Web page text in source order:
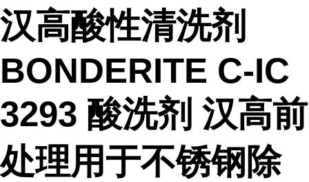
汉高酸性清洗剂
BONDERITE C-IC
3293 酸洗剂 汉高前
处理用于不锈钢除